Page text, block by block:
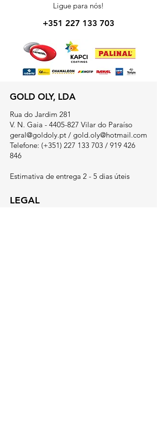
Ligue para nós!
+351 227 133 703
GOLD OLY, LDA
Rua do Jardim 281
V. N. Gaia - 4405-827 Vilar do Paraíso
geral@goldoly.pt / gold.oly@hotmail.com
Telefone: (+351) 227 133 703 / 919 426
846
Estimativa de entrega 2 - 5 dias úteis
LEGAL